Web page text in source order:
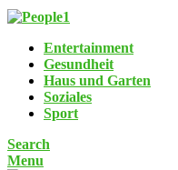
Entertainment
Gesundheit
Haus und Garten
Soziales
Sport
Search
Menu